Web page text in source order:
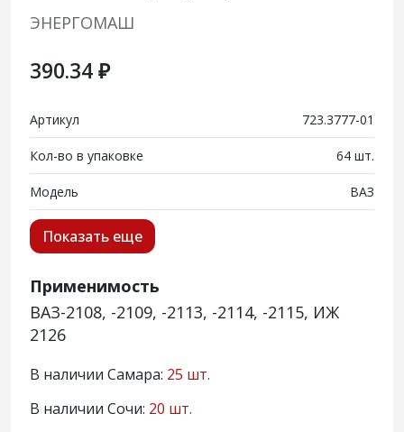
ЭНЕРГОМАШ
390.34 ₽
Артикул 723.3777-01
Кол-во в упаковке 64 шт.
Модель ВАЗ
Показать еще
Применимость
ВАЗ-2108, -2109, -2113, -2114, -2115, ИЖ
2126
В наличии Самара: 25 шт.
В наличии Сочи: 20 шт.